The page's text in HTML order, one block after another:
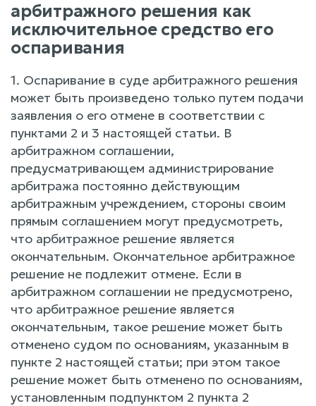
арбитражного решения как
исключительное средство его
оспаривания
1. Оспаривание в суде арбитражного решения
может быть произведено только путем подачи
заявления о его отмене в соответствии с
пунктами 2 и 3 настоящей статьи. В
арбитражном соглашении,
предусматривающем администрирование
арбитража постоянно действующим
арбитражным учреждением, стороны своим
прямым соглашением могут предусмотреть,
что арбитражное решение является
окончательным. Окончательное арбитражное
решение не подлежит отмене. Если в
арбитражном соглашении не предусмотрено,
что арбитражное решение является
окончательным, такое решение может быть
отменено судом по основаниям, указанным в
пункте 2 настоящей статьи; при этом такое
решение может быть отменено по основаниям,
установленным подпунктом 2 пункта 2